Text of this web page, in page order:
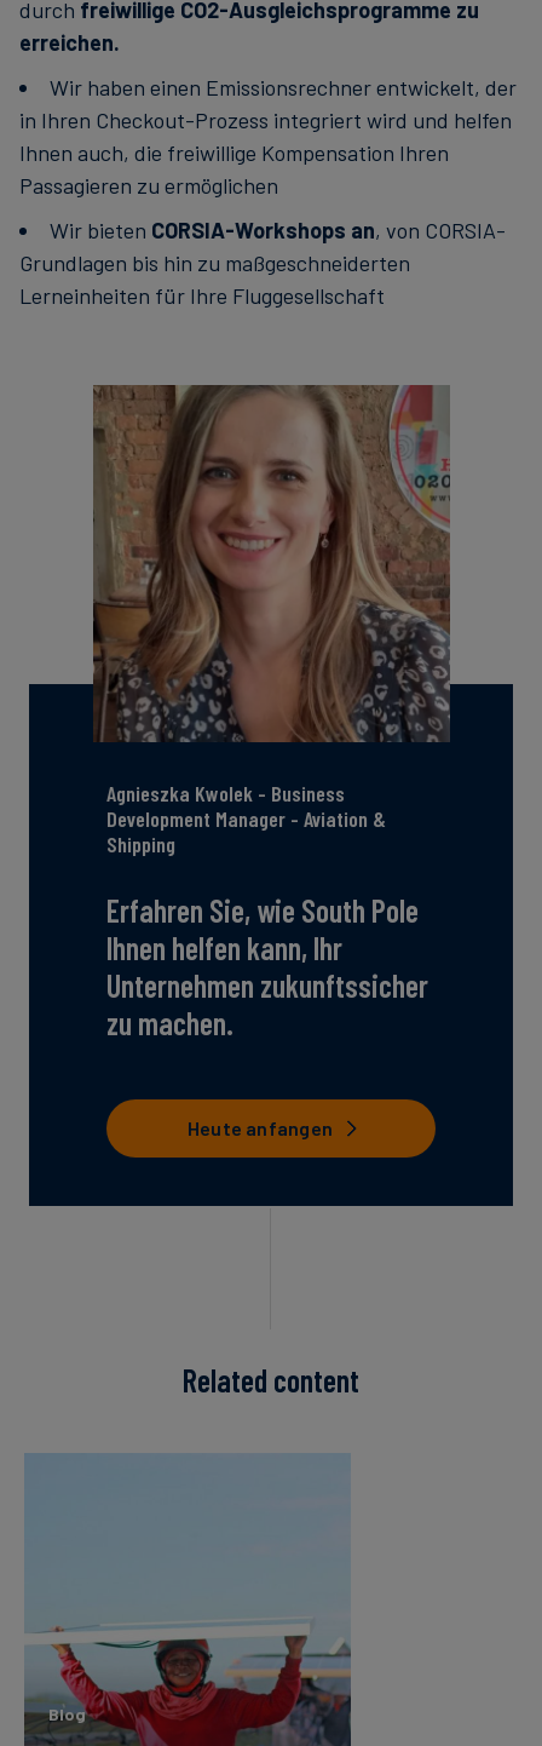
durch freiwillige CO2-Ausgleichsprogramme zu
erreichen.
Wir haben einen Emissionsrechner entwickelt, der
in Ihren Checkout-Prozess integriert wird und helfen
Ihnen auch, die freiwillige Kompensation Ihren
Passagieren zu ermöglichen
Wir bieten CORSIA-Workshops an, von CORSIA-
Grundlagen bis hin zu maßgeschneiderten
Lerneinheiten für Ihre Fluggesellschaft
Agnieszka Kwolek - Business
Development Manager - Aviation &
Shipping
Erfahren Sie, wie South Pole
Ihnen helfen kann, Ihr
Unternehmen zukunftssicher
zu machen.
Heute anfangen
Related content
Blog